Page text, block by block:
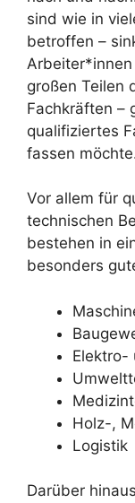
sind wie in
betroffen –
großen Teilen
Fachkräften –
qualifiziertes
fassen
Vor allem für
technischen
bestehen in
besonders
Elektro-
Holz-,
Logistik
Darüber